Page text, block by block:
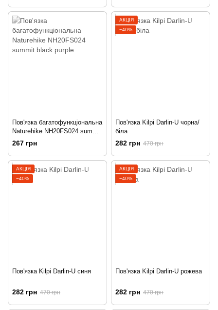
Пов'язка багатофункціональна
Naturehike NH20FS024 summit
black purple
267 грн
АКЦІЯ
−40%
Пов'язка Kilpi Darlin-U чорна/
біла
282 грн 470 грн
АКЦІЯ
−40%
Пов'язка Kilpi Darlin-U синя
282 грн 470 грн
АКЦІЯ
−40%
Пов'язка Kilpi Darlin-U рожева
282 грн 470 грн